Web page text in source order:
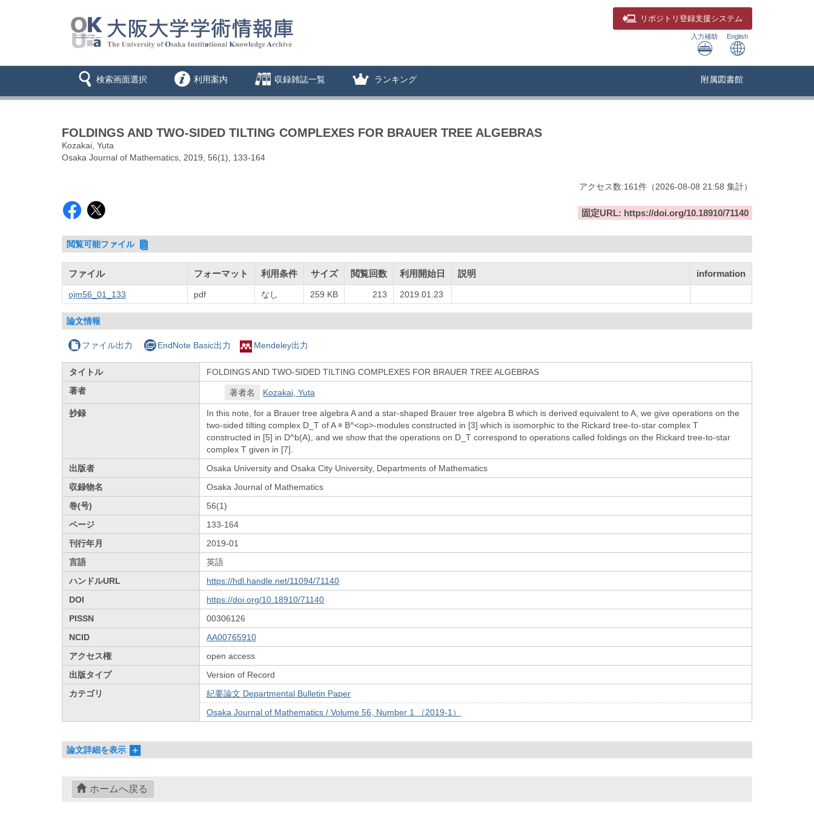
リポジトリ 登録支援システム
入力補助 English
検索画面選択 利用案内 収録雑誌一覧 ランキング 附属図書館
FOLDINGS AND TWO-SIDED TILTING COMPLEXES FOR BRAUER TREE ALGEBRAS
Kozakai, Yuta
Osaka Journal of Mathematics, 2019, 56(1), 133-164
アクセス数:161件 （2026-08-08 21:58 集計）
固定URL: https://doi.org/10.18910/71140
閲覧可能ファイル
ファイル フォーマット 利用条件 サイズ 閲覧回数 利用開始日 説明 information
ojm56_01_133 pdf なし 259 KB 213 2019.01.23
論文情報
ファイル出力 EndNote Basic出力 Mendeley出力
タイトル
FOLDINGS AND TWO-SIDED TILTING COMPLEXES FOR BRAUER TREE ALGEBRAS
著者
著者名 Kozakai, Yuta
抄録
In this note, for a Brauer tree algebra A and a star-shaped Brauer tree algebra B which is derived equivalent to A, we give operations on the
two-sided tilting complex D_T of A ⊗ B^<op>-modules constructed in [3] which is isomorphic to the Rickard tree-to-star complex T
constructed in [5] in D^b(A), and we show that the operations on D_T correspond to operations called foldings on the Rickard tree-to-star
complex T given in [7].
出版者
Osaka University and Osaka City University, Departments of Mathematics
収録物名
Osaka Journal of Mathematics
巻(号)
56(1)
ページ
133-164
刊行年月
2019-01
言語
英語
ハンドルURL
https://hdl.handle.net/11094/71140
DOI
https://doi.org/10.18910/71140
PISSN
00306126
NCID
AA00765910
アクセス権
open access
出版タイプ
Version of Record
カテゴリ
紀要論文 Departmental Bulletin Paper
Osaka Journal of Mathematics / Volume 56, Number 1 （2019-1）
論文詳細を表示
ホームへ戻る